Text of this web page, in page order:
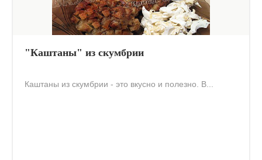
"Каштаны" из скумбрии
Каштаны из скумбрии - это вкусно и полезно. В...